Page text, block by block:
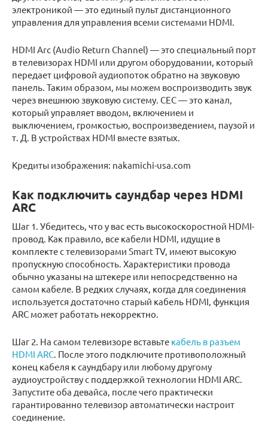
электроникой — это единый пульт дистанционного
управления для управления всеми системами HDMI.
HDMI Arc (Audio Return Channel) — это специальный порт
в телевизорах HDMI или другом оборудовании, который
передает цифровой аудиопоток обратно на звуковую
панель. Таким образом, мы можем воспроизводить звук
через внешнюю звуковую систему. CEC — это канал,
который управляет вводом, включением и
выключением, громкостью, воспроизведением, паузой и
т. Д. В устройствах HDMI вместе взятых.
Кредиты изображения: nakamichi-usa.com
Как подключить саундбар через HDMI
ARC
Шаг 1. Убедитесь, что у вас есть высокоскоростной HDMI-
провод. Как правило, все кабели HDMI, идущие в
комплекте с телевизорами Smart TV, имеют высокую
пропускную способность. Характеристики провода
обычно указаны на штекере или непосредственно на
самом кабеле. В редких случаях, когда для соединения
используется достаточно старый кабель HDMI, функция
ARC может работать некорректно.
Шаг 2. На самом телевизоре вставьте кабель в разъем
HDMI ARC. После этого подключите противоположный
конец кабеля к саундбару или любому другому
аудиоустройству с поддержкой технологии HDMI ARC.
Запустите оба девайса, после чего практически
гарантированно телевизор автоматически настроит
соединение.